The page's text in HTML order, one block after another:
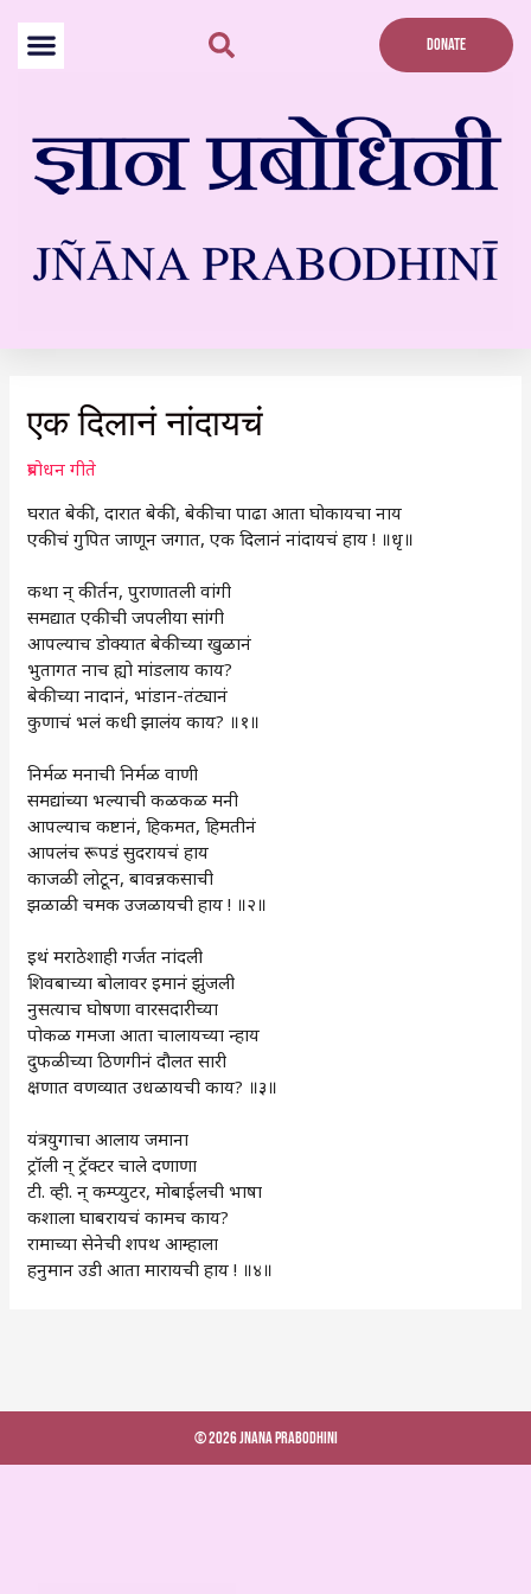
content
DONATE
एक दिलानं नांदायचं
प्रबोधन गीते
घरात बेकी, दारात बेकी, बेकीचा पाढा आता घोकायचा नाय
एकीचं गुपित जाणून जगात, एक दिलानं नांदायचं हाय ! ॥धृ॥
कथा न्‌‍ कीर्तन, पुराणातली वांगी
समद्यात एकीची जपलीया सांगी
आपल्याच डोक्यात बेकीच्या खुळानं
भुतागत नाच ह्यो मांडलाय काय?
बेकीच्या नादानं, भांडान-तंट्यानं
कुणाचं भलं कधी झालंय काय? ॥१॥
निर्मळ मनाची निर्मळ वाणी
समद्यांच्या भल्याची कळकळ मनी
आपल्याच कष्टानं, हिकमत, हिमतीनं
आपलंच रूपडं सुदरायचं हाय
काजळी लोटून, बावन्नकसाची
झळाळी चमक उजळायची हाय ! ॥२॥
इथं मराठेशाही गर्जत नांदली
शिवबाच्या बोलावर इमानं झुंजली
नुसत्याच घोषणा वारसदारीच्या
पोकळ गमजा आता चालायच्या न्हाय
दुफळीच्या ठिणगीनं दौलत सारी
क्षणात वणव्यात उधळायची काय? ॥३॥
यंत्रयुगाचा आलाय जमाना
ट्रॉली न्‌‍ ट्रॅक्टर चाले दणाणा
टी. व्ही. न्‌‍ कम्प्युटर, मोबाईलची भाषा
कशाला घाबरायचं कामच काय?
रामाच्या सेनेची शपथ आम्हाला
हनुमान उडी आता मारायची हाय ! ॥४॥
© 2026 Jnana Prabodhini